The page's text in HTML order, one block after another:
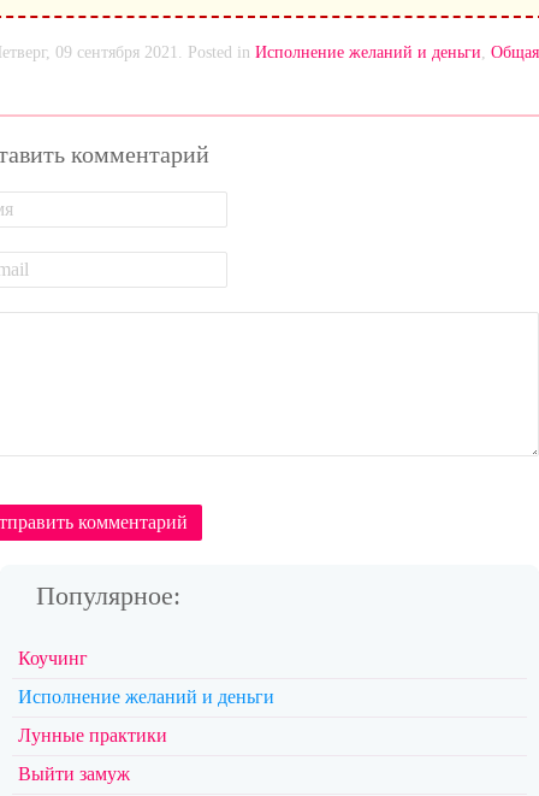
09 сентября 2021. Posted in Исполнение желаний и деньги, Общая
комментарий
комментарий
Популярное:
Коучинг
Исполнение желаний и деньги
Лунные практики
Выйти замуж